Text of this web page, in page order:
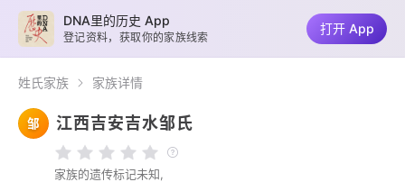
姓氏家族 家族详情
邹 江西吉安吉水邹氏
家族的遗传标记未知,
DNA里的历史 App
登记资料，获取你的家族线索
打开 App